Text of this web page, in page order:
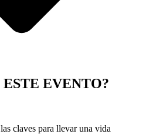
EVENTO?
claves para llevar una vida